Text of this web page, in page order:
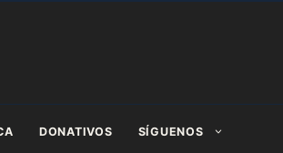
DONATIVOS SÍGUENOS